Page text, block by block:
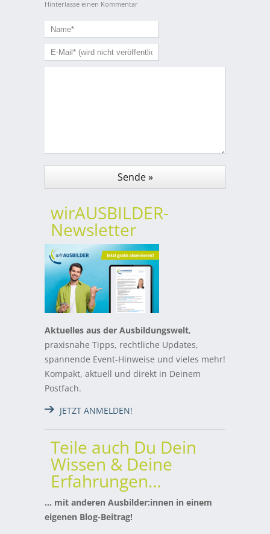
Hinterlasse einen Kommentar
wirAUSBILDER-
Newsletter
Aktuelles aus der Ausbildungswelt,
praxisnahe Tipps, rechtliche Updates,
spannende Event-Hinweise und vieles mehr!
Kompakt, aktuell und direkt in Deinem
Postfach.
JETZT ANMELDEN!
Teile auch Du Dein
Wissen & Deine
Erfahrungen…
… mit anderen Ausbilder:innen in einem
eigenen Blog-Beitrag!